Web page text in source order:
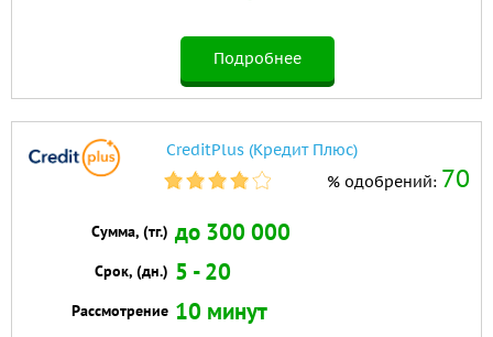
Подробнее
CreditPlus (Кредит Плюс)
% одобрений: 70
Сумма, (тг.) до 300 000
Срок, (дн.) 5 - 20
Рассмотрение 10 минут